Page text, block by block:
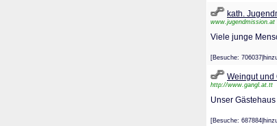
kath.
www.jugendmission.at
Viele junge
[Besuche:
Weingut und
http://www.gangl.at.tt
Unser
[Besuche: